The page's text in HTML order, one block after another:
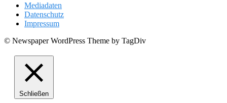
Mediadaten
Datenschutz
Impressum
© Newspaper WordPress Theme by TagDiv
Schließen